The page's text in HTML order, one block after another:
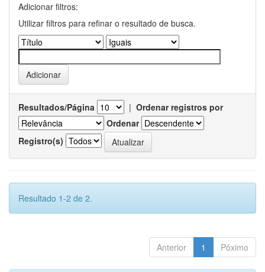
Adicionar filtros:
Utilizar filtros para refinar o resultado de busca.
Resultados/Página | Ordenar registros por
Ordenar
Registro(s)
Resultado 1-2 de 2.
Anterior 1 Póximo